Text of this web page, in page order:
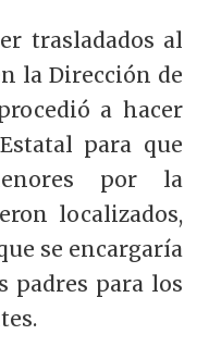
trasladados al
la Dirección de
a hacer
para que
por la
localizados,
se encargaría
padres para los